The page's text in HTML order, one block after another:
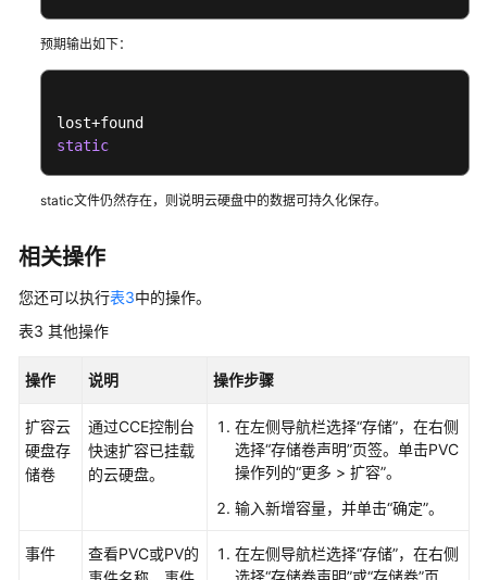
系
统
预期输出如下：
static
static文件仍然存在，则说明云硬盘中的数据可持久化保存。
相关操作
您还可以执行表3中的操作。
表3 其他操作
操作 说明 操作步骤
扩容云
硬盘存
储卷
通过CCE控制台
快速扩容已挂载
的云硬盘。
在左侧导航栏选择“存储”，在右侧
选择“存储卷声明”页签。单击PVC
操作列的“更多 > 扩容”。
输入新增容量，并单击“确定”。
事件
查看PVC或PV的
在左侧导航栏选择“存储”，在右侧
选择“存储卷声明”或“存储卷”页